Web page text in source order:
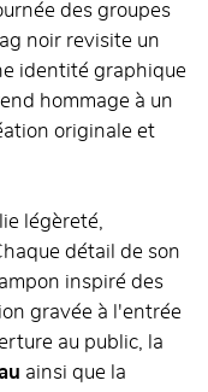
des groupes
noir revisite un
identité graphique
hommage à un
originale et
légèreté,
détail de son
inspiré des
gravée à l'entrée
au public, la
ainsi que la